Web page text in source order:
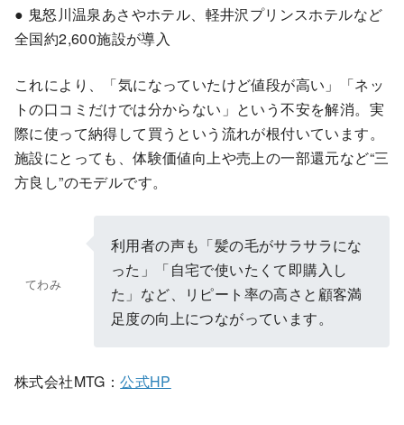
● 鬼怒川温泉あさやホテル、軽井沢プリンスホテルなど
全国約2,600施設が導入
これにより、「気になっていたけど値段が高い」「ネッ
トの口コミだけでは分からない」という不安を解消。実
際に使って納得して買うという流れが根付いています。
施設にとっても、体験価値向上や売上の一部還元など“三
方良し”のモデルです。
てわみ
利用者の声も「髪の毛がサラサラにな
った」「自宅で使いたくて即購入し
た」など、リピート率の高さと顧客満
足度の向上につながっています。
株式会社MTG：公式HP